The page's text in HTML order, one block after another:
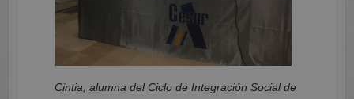
Cintia, alumna del Ciclo de Integración Social de